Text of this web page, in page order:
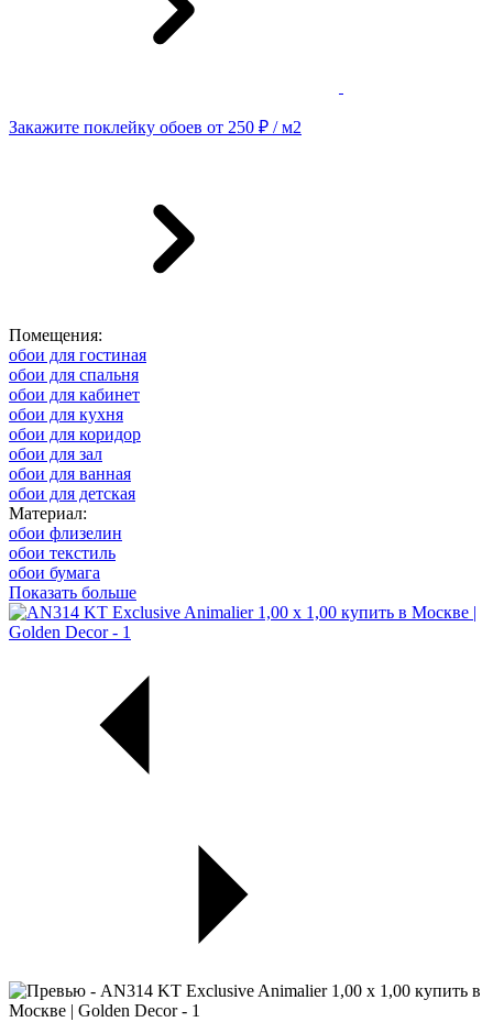
Закажите поклейку обоев от 250 ₽ / м2
Помещения:
обои для гостиная
обои для спальня
обои для кабинет
обои для кухня
обои для коридор
обои для зал
обои для ванная
обои для детская
Материал:
обои флизелин
обои текстиль
обои бумага
Показать больше